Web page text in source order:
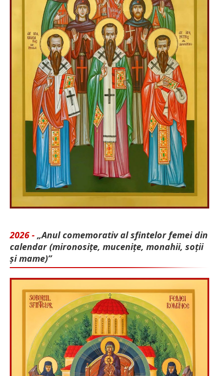
2026 - „Anul comemorativ al sfintelor femei din
calendar (mironosițe, mu­cenițe, monahii, soții
și mame)”